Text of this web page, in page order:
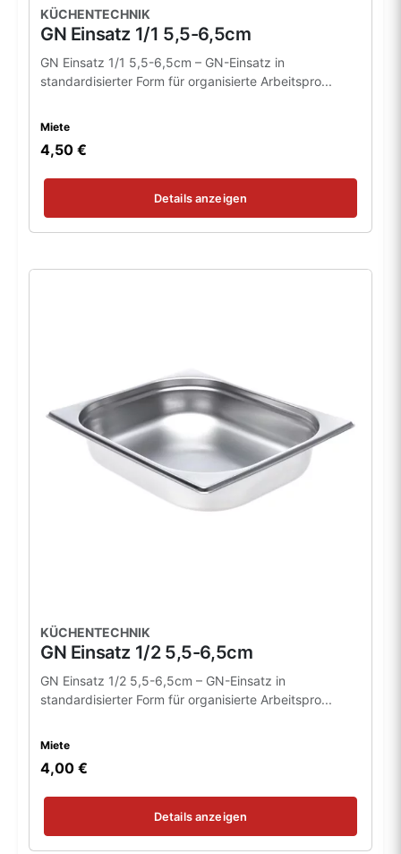
KÜCHENTECHNIK
GN Einsatz 1/1 5,5-6,5cm
GN Einsatz 1/1 5,5-6,5cm – GN-Einsatz in
standardisierter Form für organisierte Arbeitspro...
Miete
4,50 €
Details anzeigen
KÜCHENTECHNIK
GN Einsatz 1/2 5,5-6,5cm
GN Einsatz 1/2 5,5-6,5cm – GN-Einsatz in
standardisierter Form für organisierte Arbeitspro...
Miete
4,00 €
Details anzeigen